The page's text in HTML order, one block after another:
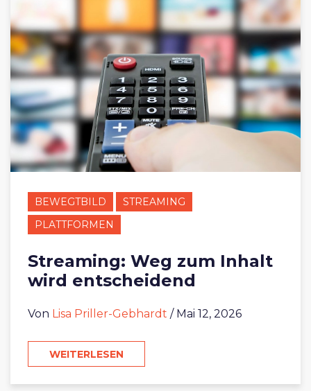
BEWEGTBILD
STREAMING
PLATTFORMEN
Streaming: Weg zum Inhalt
wird entscheidend
Von Lisa Priller-Gebhardt / Mai 12, 2026
WEITERLESEN